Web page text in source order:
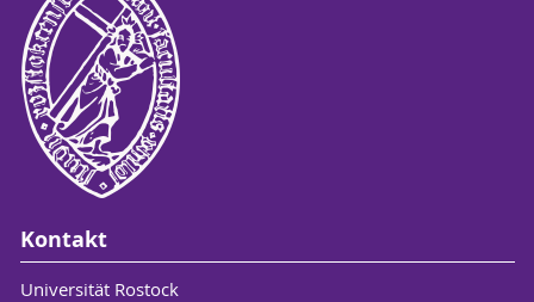
Kontakt
Universität Rostock